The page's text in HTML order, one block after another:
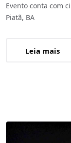
Evento conta com
Piatã, BA
Leia mais